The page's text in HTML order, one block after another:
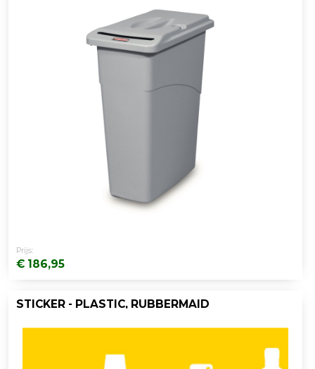
Prijs:
€ 186,95
STICKER - PLASTIC, RUBBERMAID